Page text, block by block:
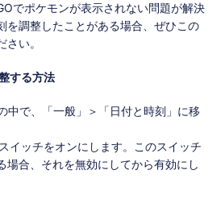
でポケモンが表示されない問題が解決
を調整したことがある場合、ぜひこの
い。
する方法
中で、「一般」＞「日付と時刻」に移
イッチをオンにします。このスイッチ
場合、それを無効にしてから有効にし